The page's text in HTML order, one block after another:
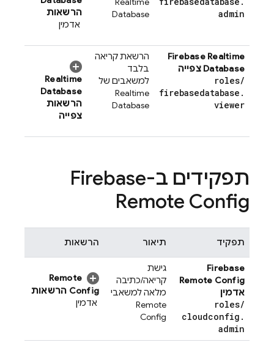
admin
Database
הרשאות
אדמין
Firebase Realtime
Database צפייה
roles/
firebasedatabase .
viewer
הרשאת קריאה
בלבד
למשאבים של
Realtime
Database
Realtime
Database
הרשאות
צפייה
תפקידים ב-Firebase
Remote Config
תפקיד תיאור הרשאות
Firebase
Remote Config
אדמין
roles/
cloudconfig .
admin
גישת
קריאה/כתיבה
מלאה למשאבי
Remote
Config
Remote
Config הרשאות
אדמין